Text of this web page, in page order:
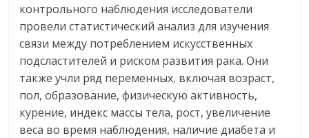
контрольного наблюдения исследователи
провели статистический анализ для изучения
связи между потреблением искусственных
подсластителей и риском развития рака. Они
также учли ряд переменных, включая возраст,
пол, образование, физическую активность,
курение, индекс массы тела, рост, увеличение
веса во время наблюдения, наличие диабета и